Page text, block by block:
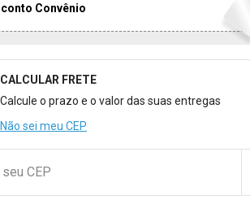
Convênio
para Calcular o Frete
CALCULAR FRETE
Calcule o prazo e o valor das suas entregas
Não sei meu CEP
CEP